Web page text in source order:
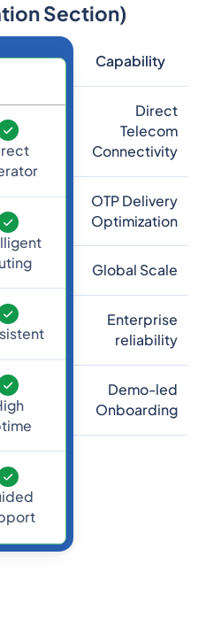
Section)
Capability
Direct
Telecom
Connectivity
OTP Delivery
Optimization
Global Scale
Enterprise
reliability
Demo-led
Onboarding